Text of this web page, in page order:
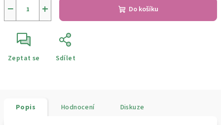
+
− Do košíku
Zeptat se Sdílet
Popis Hodnocení Diskuze